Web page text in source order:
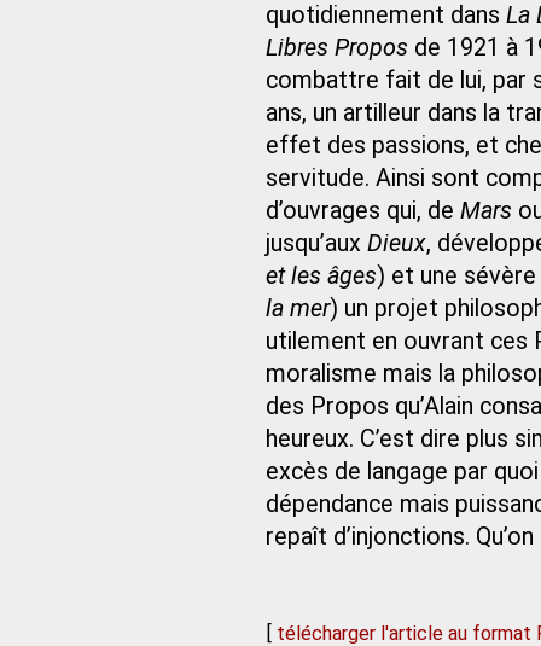
quotidiennement dans La
Libres Propos de 1921 à
combattre fait de lui, par
ans, un artilleur dans la
effet des passions, et
servitude. Ainsi sont
d’ouvrages qui, de Mars
jusqu’aux Dieux,
et les âges) et une
la mer) un projet
utilement en ouvrant ces
moralisme mais la
des Propos qu’Alain
heureux. C’est dire plus
excès de langage par
dépendance mais
repaît d’injonctions.
[ télécharger l'article au format